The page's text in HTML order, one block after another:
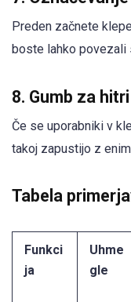
Preden začnete
boste lahko
8. Gumb za
Če se uporabniki v
takoj zapustijo z
Tabela
Funkci
ja
Uhme
gle